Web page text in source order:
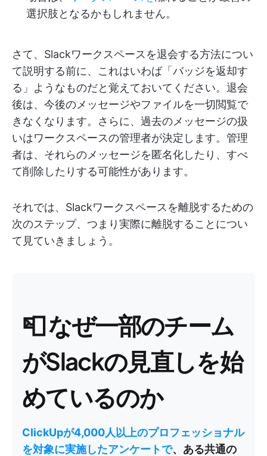
選択肢となるかもしれません。
さて、Slackワークスペースを退会する方法につい
て説明する前に、これはいわば「バッジを返却す
る」ようなものだと覚えておいてください。退会
後は、今後のメッセージやファイルを一切閲覧で
きなくなります。さらに、過去のメッセージの扱
いはワークスペースの管理者が決定します。管理
者は、それらのメッセージを匿名化したり、すべ
て削除したりする可能性があります。
それでは、Slackワークスペースを離脱するための
次のステップ、つまり実際に離脱することについ
て見ていきましょう。
📮なぜ一部のチーム
がSlackの見直しを始
めているのか
ClickUpが4,000人以上のプロフェッショナル
を対象に実施したアンケートで、ある共通の